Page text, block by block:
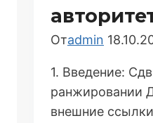
Отadmin
1. Введение:
ранжировании
внешние